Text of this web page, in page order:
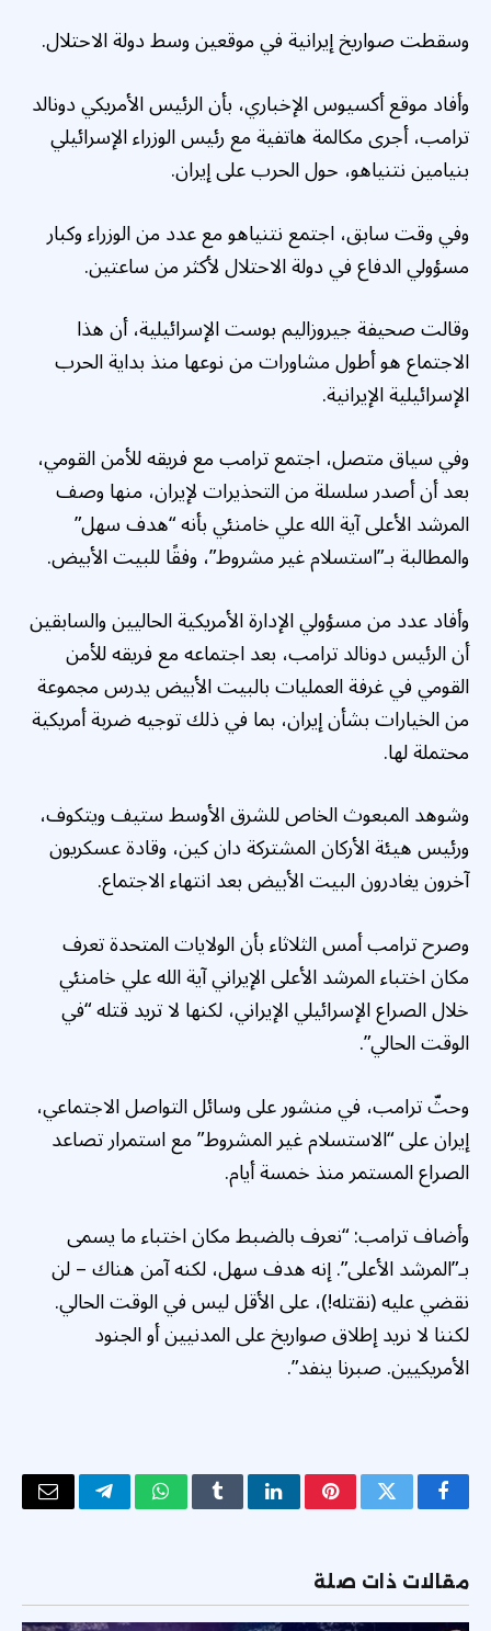
وسقطت صواريخ إيرانية في موقعين وسط دولة الاحتلال.
وأفاد موقع أكسيوس الإخباري، بأن الرئيس الأمريكي دونالد
ترامب، أجرى مكالمة هاتفية مع رئيس الوزراء الإسرائيلي
بنيامين نتنياهو، حول الحرب على إيران.
وفي وقت سابق، اجتمع نتنياهو مع عدد من الوزراء وكبار
مسؤولي الدفاع في دولة الاحتلال لأكثر من ساعتين.
وقالت صحيفة جيروزاليم بوست الإسرائيلية، أن هذا
الاجتماع هو أطول مشاورات من نوعها منذ بداية الحرب
الإسرائيلية الإيرانية.
وفي سياق متصل، اجتمع ترامب مع فريقه للأمن القومي،
بعد أن أصدر سلسلة من التحذيرات لإيران، منها وصف
المرشد الأعلى آية الله علي خامنئي بأنه “هدف سهل”
والمطالبة بـ”استسلام غير مشروط”، وفقًا للبيت الأبيض.
وأفاد عدد من مسؤولي الإدارة الأمريكية الحاليين والسابقين
أن الرئيس دونالد ترامب، بعد اجتماعه مع فريقه للأمن
القومي في غرفة العمليات بالبيت الأبيض يدرس مجموعة
من الخيارات بشأن إيران، بما في ذلك توجيه ضربة أمريكية
محتملة لها.
وشوهد المبعوث الخاص للشرق الأوسط ستيف ويتكوف،
ورئيس هيئة الأركان المشتركة دان كين، وقادة عسكريون
آخرون يغادرون البيت الأبيض بعد انتهاء الاجتماع.
وصرح ترامب أمس الثلاثاء بأن الولايات المتحدة تعرف
مكان اختباء المرشد الأعلى الإيراني آية الله علي خامنئي
خلال الصراع الإسرائيلي الإيراني، لكنها لا تريد قتله “في
الوقت الحالي”.
وحثّ ترامب، في منشور على وسائل التواصل الاجتماعي،
إيران على “الاستسلام غير المشروط” مع استمرار تصاعد
الصراع المستمر منذ خمسة أيام.
وأضاف ترامب: “نعرف بالضبط مكان اختباء ما يسمى
بـ”المرشد الأعلى”. إنه هدف سهل، لكنه آمن هناك – لن
نقضي عليه (نقتله!)، على الأقل ليس في الوقت الحالي.
لكننا لا نريد إطلاق صواريخ على المدنيين أو الجنود
الأمريكيين. صبرنا ينفد”.
فيسبوكتويتر بينتيريستلينكدإنTumblrواتسابتيلقرامالبريد
مقالات ذات صلة